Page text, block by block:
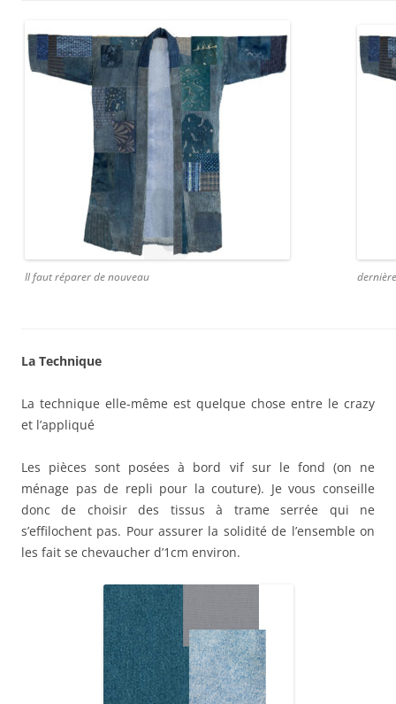
Il faut réparer de nouveau
La Technique
La technique elle-même est quelque chose entre le crazy
et l’appliqué
Les pièces sont posées à bord vif sur le fond (on ne
ménage pas de repli pour la couture). Je vous conseille
donc de choisir des tissus à trame serrée qui ne
s’effilochent pas. Pour assurer la solidité de l’ensemble on
les fait se chevaucher d’1cm environ.